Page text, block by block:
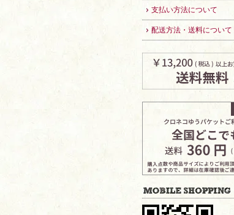
支払い方法について
配送方法・送料について